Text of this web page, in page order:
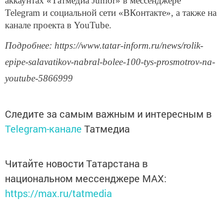
Telegram и социальной сети «ВКонтакте», а также на
канале проекта в YouTube.
Подробнее: https://www.tatar-inform.ru/news/rolik-
epipe-salavatikov-nabral-bolee-100-tys-prosmotrov-na-
youtube-5866999
Следите за самым важным и интересным в
Telegram-канале Татмедиа
Читайте новости Татарстана в
национальном мессенджере MАХ:
https://max.ru/tatmedia